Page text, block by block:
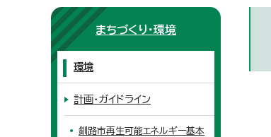
まちづくり・環境
環境
計画・ガイドライン
釧路市再生可能エネルギー基本